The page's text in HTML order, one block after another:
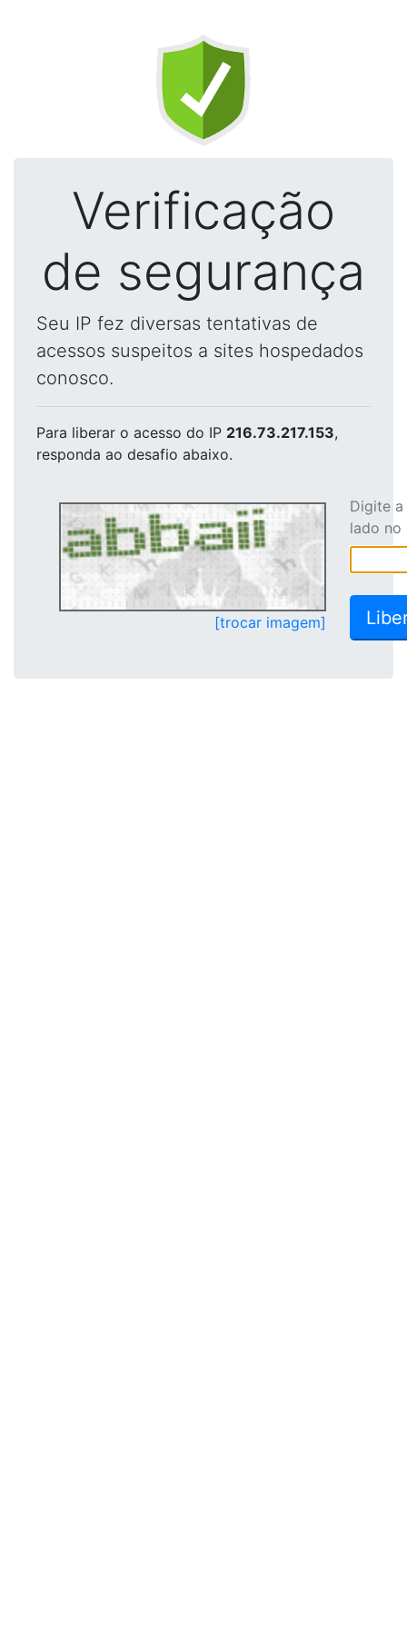
Verificação
de segurança
Seu IP fez diversas tentativas de
acessos suspeitos a sites hospedados
conosco.
Para liberar o acesso do IP 216.73.217.153,
responda ao desafio abaixo.
[trocar imagem]
Digite
lado no